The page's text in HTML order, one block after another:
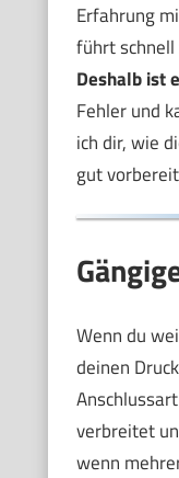
Erfahrung
führt
Deshalb ist
Fehler und
ich dir, wie
gut
Wenn du
deinen
verbreitet
wenn